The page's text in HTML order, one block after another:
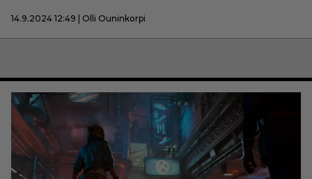
14.9.2024 12:49 | Olli Ouninkorpi